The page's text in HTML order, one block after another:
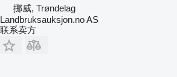
挪威, Trøndelag
Landbruksauksjon.no AS
联系卖方